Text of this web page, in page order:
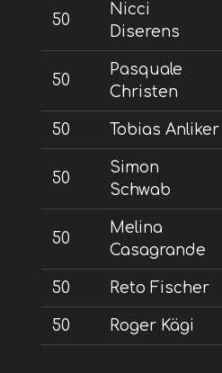
50
Nicci
Diserens
50
Pasquale
Christen
50 Tobias Anliker
50
Simon
Schwab
50
Melina
Casagrande
50 Reto Fischer
50 Roger Kägi